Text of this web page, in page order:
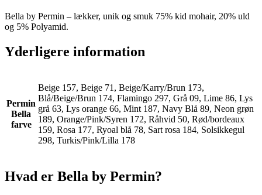
Bella by Permin – lækker, unik og smuk 75% kid mohair, 20% uld
og 5% Polyamid.
Yderligere information
Permin
Bella
farve
Beige 157, Beige 71, Beige/Karry/Brun 173,
Blå/Beige/Brun 174, Flamingo 297, Grå 09, Lime 86, Lys
grå 63, Lys orange 66, Mint 187, Navy Blå 89, Neon grøn
189, Orange/Pink/Syren 172, Råhvid 50, Rød/bordeaux
159, Rosa 177, Ryoal blå 78, Sart rosa 184, Solsikkegul
298, Turkis/Pink/Lilla 178
Hvad er Bella by Permin?